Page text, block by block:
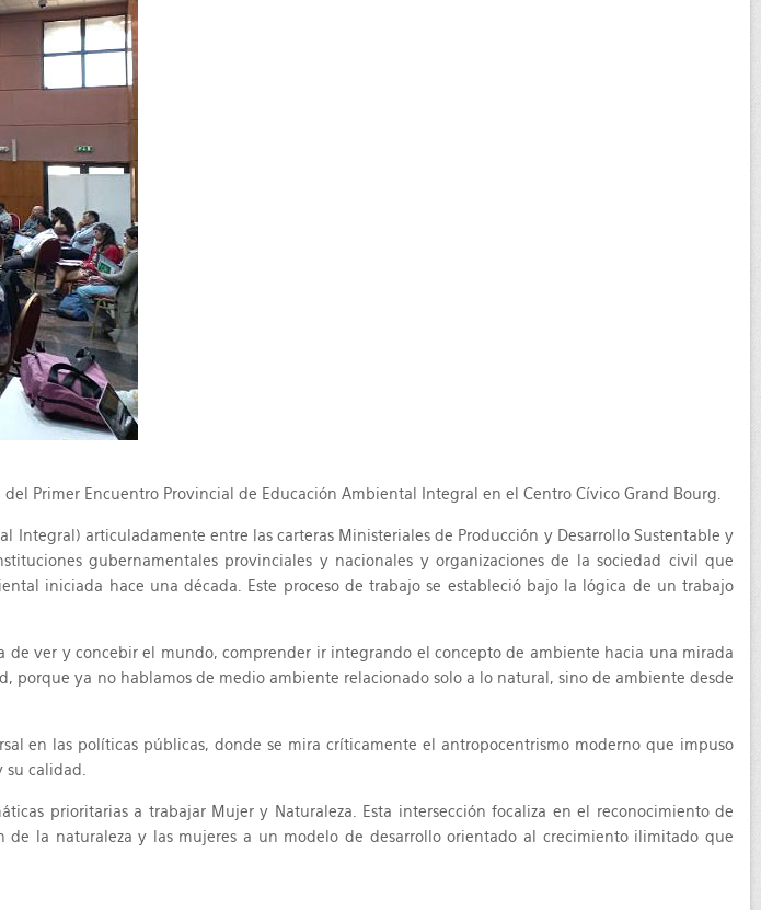
Primer Encuentro Provincial de Educación Ambiental Integral en el Centro Cívico Grand Bourg.
Integral) articuladamente entre las carteras Ministeriales de Producción y Desarrollo Sustentable y
gubernamentales provinciales y nacionales y organizaciones de la sociedad civil que
iniciada hace una década. Este proceso de trabajo se estableció bajo la lógica de un trabajo
ver y concebir el mundo, comprender ir integrando el concepto de ambiente hacia una mirada
ya no hablamos de medio ambiente relacionado solo a lo natural, sino de ambiente desde
en las políticas públicas, donde se mira críticamente el antropocentrismo moderno que impuso
calidad.
prioritarias a trabajar Mujer y Naturaleza. Esta intersección focaliza en el reconocimiento de
la naturaleza y las mujeres a un modelo de desarrollo orientado al crecimiento ilimitado que